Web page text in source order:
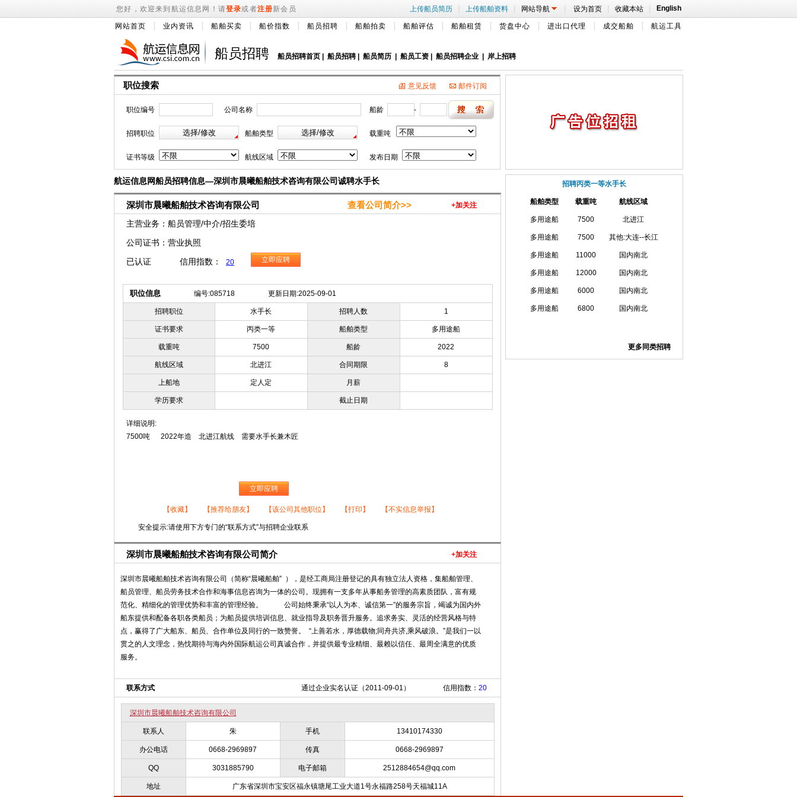
您好，欢迎来到航运信息网！请登录或者注册新会员 上传船员简历 | 上传船舶资料 | 网站导航 | 设为首页 | 收藏本站 | English
网站首页 业内资讯 船舶买卖 船价指数 船员招聘 船舶拍卖 船舶评估 船舶租赁 货盘中心 进出口代理 成交船舶 航运工具
船员招聘 船员招聘首页 船员招聘| 船员简历 船员工资 船员招聘企业 岸上招聘
职位搜索
职位编号 公司名称 船龄 -
招聘职位 船舶类型 载重吨
证书等级 航线区域 发布日期
意见反馈 邮件订阅
航运信息网船员招聘信息—深圳市晨曦船舶技术咨询有限公司诚聘水手长
深圳市晨曦船舶技术咨询有限公司 查看公司简介>> +加关注
主营业务：船员管理/中介/招生委培
公司证书：营业执照
已认证 信用指数： 20 立即应聘
职位信息 编号:085718 更新日期:2025-09-01
招聘职位 水手长 招聘人数 1
证书要求 丙类一等 船舶类型 多用途船
载重吨 7500 船龄 2022
航线区域 北进江 合同期限 8
上船地 定人定 月薪
学历要求 截止日期
详细说明:
7500吨 2022年造 北进江航线 需要水手长兼木匠
立即应聘
【收藏】 【推荐给朋友】 【该公司其他职位】 【打印】 【不实信息举报】
安全提示:请使用下方专门的“联系方式”与招聘企业联系
深圳市晨曦船舶技术咨询有限公司简介 +加关注
深圳市晨曦船舶技术咨询有限公司（简称“晨曦船舶” ），是经工商局注册登记的具有独立法人资格，集船舶管理、
船员管理、船员劳务技术合作和海事信息咨询为一体的公司。现拥有一支多年从事船务管理的高素质团队，富有规
范化、精细化的管理优势和丰富的管理经验。 公司始终秉承“以人为本、诚信第一”的服务宗旨，竭诚为国内外
船东提供和配备各职各类船员；为船员提供培训信息、就业指导及职务晋升服务。追求务实、灵活的经营风格与特
点，赢得了广大船东、船员、合作单位及同行的一致赞誉。 “上善若水，厚德载物;同舟共济,乘风破浪。”是我们一以
贯之的人文理念，热忱期待与海内外国际航运公司真诚合作，并提供最专业精细、最赖以信任、最周全满意的优质
服务。
联系方式 通过企业实名认证（2011-09-01） 信用指数： 20
深圳市晨曦船舶技术咨询有限公司
联系人 朱 手机 13410174330
办公电话 0668-2969897 传真 0668-2969897
QQ 3031885790 电子邮箱 2512884654@qq.com
地址 广东省深圳市宝安区福永镇塘尾工业大道1号永福路258号天福城11A
招聘丙类一等水手长
船舶类型 载重吨 航线区域
多用途船 7500 北进江
多用途船 7500 其他:大连--长江
多用途船 11000 国内南北
多用途船 12000 国内南北
多用途船 6000 国内南北
多用途船 6800 国内南北
更多同类招聘